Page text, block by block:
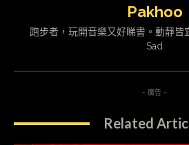
Pakhoo
跑步者，玩開音樂又好睇書。動靜皆
Sad
- 廣告 -
Related